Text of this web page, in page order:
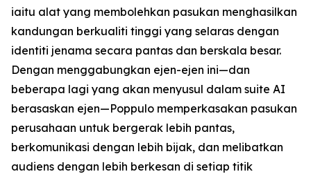
iaitu alat yang membolehkan pasukan menghasilkan
kandungan berkualiti tinggi yang selaras dengan
identiti jenama secara pantas dan berskala besar.
Dengan menggabungkan ejen-ejen ini—dan
beberapa lagi yang akan menyusul dalam suite AI
berasaskan ejen—Poppulo memperkasakan pasukan
perusahaan untuk bergerak lebih pantas,
berkomunikasi dengan lebih bijak, dan melibatkan
audiens dengan lebih berkesan di setiap titik